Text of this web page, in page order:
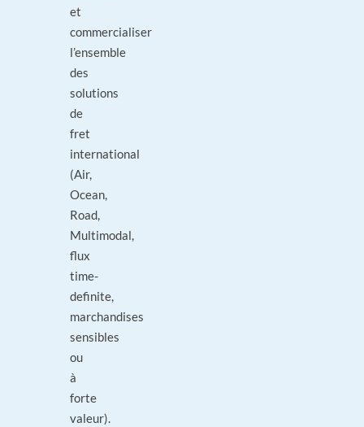
et
commercialiser
l’ensemble
des
solutions
de
fret
international
(Air,
Ocean,
Road,
Multimodal,
flux
time-
definite,
marchandises
sensibles
ou
à
forte
valeur).